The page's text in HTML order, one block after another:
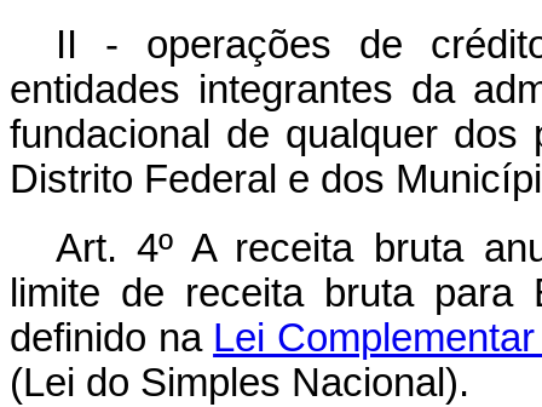
II - operações de
entidades integrantes da
fundacional de qualquer
Distrito Federal e dos
Art. 4º A receita bruta
limite de receita bruta para
definido na Lei
(Lei do Simples Nacional).